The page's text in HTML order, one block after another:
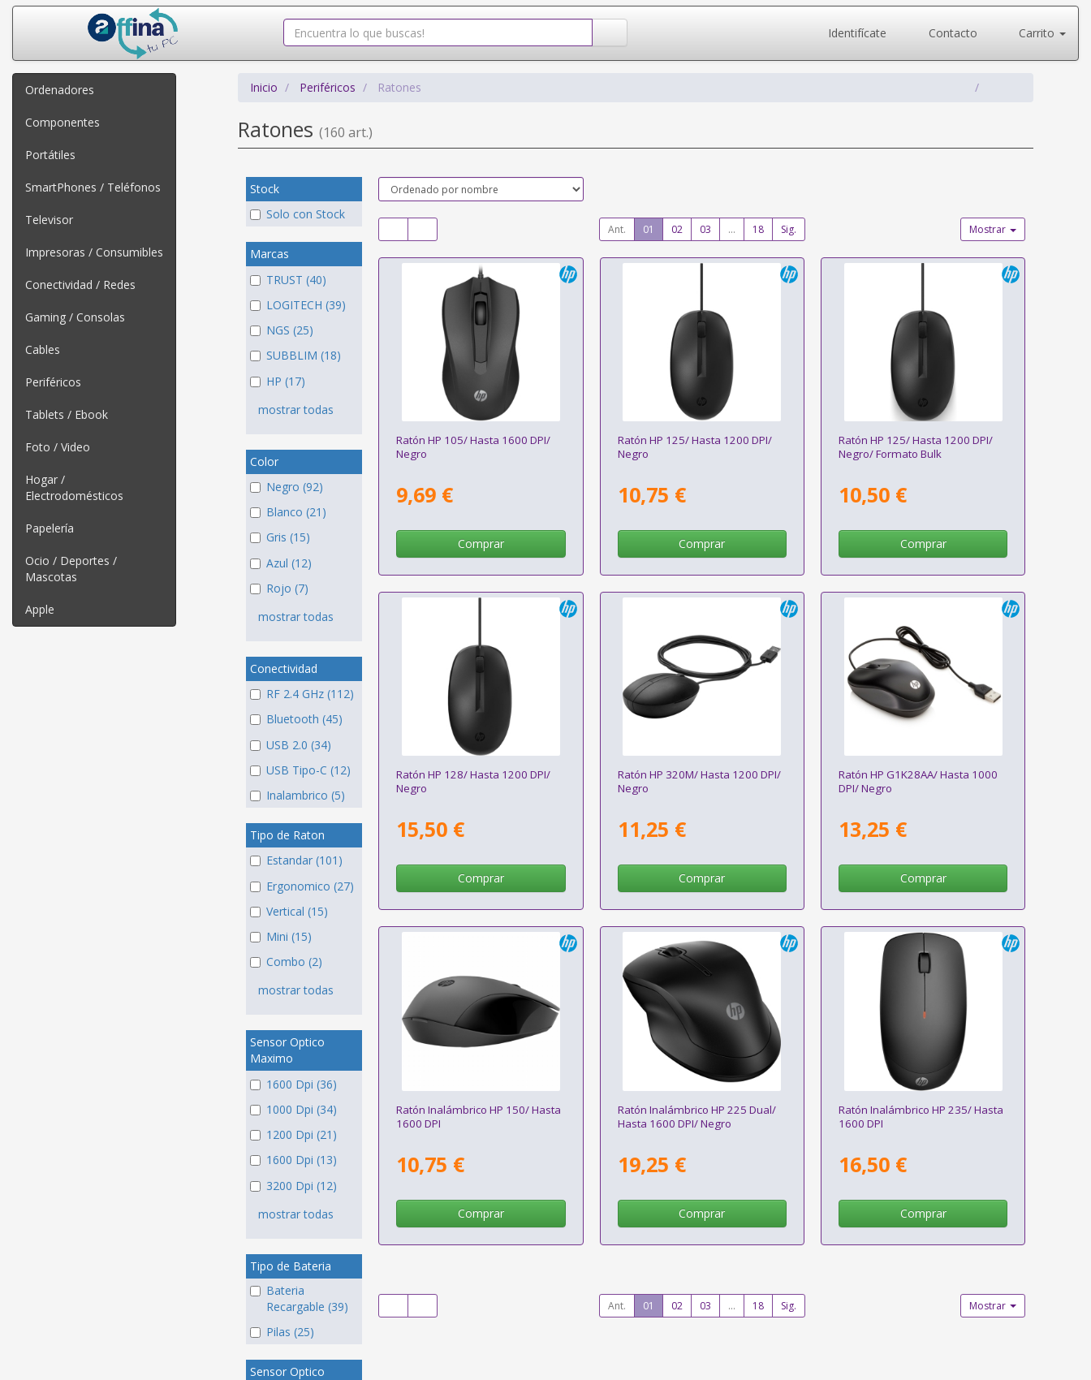
Identifícate Contacto Carrito
Ordenadores
Componentes
Portátiles
SmartPhones / Teléfonos
Televisor
Impresoras / Consumibles
Conectividad / Redes
Gaming / Consolas
Cables
Periféricos
Tablets / Ebook
Foto / Video
Hogar /
Electrodomésticos
Papelería
Ocio / Deportes /
Mascotas
Apple
Inicio Periféricos Ratones
Ratones (160 art.)
Stock
Solo con Stock
Marcas
TRUST (40)
LOGITECH (39)
NGS (25)
SUBBLIM (18)
HP (17)
mostrar todas
Color
Negro (92)
Blanco (21)
Gris (15)
Azul (12)
Rojo (7)
mostrar todas
Conectividad
RF 2.4 GHz (112)
Bluetooth (45)
USB 2.0 (34)
USB Tipo-C (12)
Inalambrico (5)
Tipo de Raton
Estandar (101)
Ergonomico (27)
Vertical (15)
Mini (15)
Combo (2)
mostrar todas
Sensor Optico
Maximo
1600 Dpi (36)
1000 Dpi (34)
1200 Dpi (21)
1600 Dpi (13)
3200 Dpi (12)
mostrar todas
Tipo de Bateria
Bateria
Recargable (39)
Pilas (25)
Sensor Optico
Ant. 01 02 03 ... 18 Sig. Mostrar
Ratón HP 105/ Hasta 1600 DPI/
Negro
9,69 €
Comprar
Ratón HP 125/ Hasta 1200 DPI/
Negro
10,75 €
Comprar
Ratón HP 125/ Hasta 1200 DPI/
Negro/ Formato Bulk
10,50 €
Comprar
Ratón HP 128/ Hasta 1200 DPI/
Negro
15,50 €
Comprar
Ratón HP 320M/ Hasta 1200 DPI/
Negro
11,25 €
Comprar
Ratón HP G1K28AA/ Hasta 1000
DPI/ Negro
13,25 €
Comprar
Ratón Inalámbrico HP 150/ Hasta
1600 DPI
10,75 €
Comprar
Ratón Inalámbrico HP 225 Dual/
Hasta 1600 DPI/ Negro
19,25 €
Comprar
Ratón Inalámbrico HP 235/ Hasta
1600 DPI
16,50 €
Comprar
Ant. 01 02 03 ... 18 Sig. Mostrar